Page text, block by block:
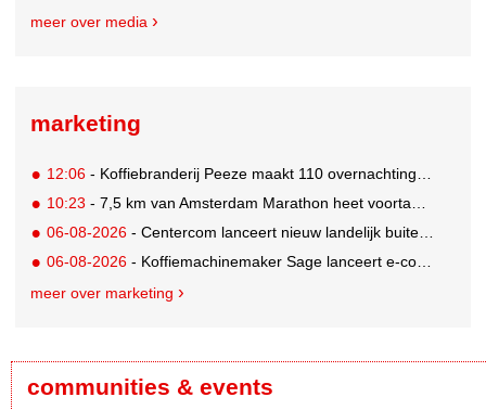
meer over media
marketing
12:06 - Koffiebranderij Peeze maakt 110 overnachtingen in het Ronald McDonald Huis mogelijk
10:23 - 7,5 km van Amsterdam Marathon heet voortaan de 'Samsung Galaxy 7,5 km'
06-08-2026 - Centercom lanceert nieuw landelijk buitereclamenetwerk: City Cubes
06-08-2026 - Koffiemachinemaker Sage lanceert e-commerceplatform voor koffieliefhebbers
meer over marketing
communities & events